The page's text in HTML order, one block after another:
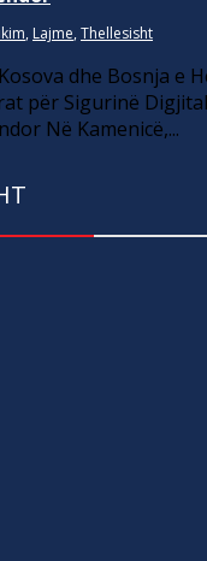
, Lajme, Thellesisht
dhe Bosnja e
për Sigurinë
Në Kamenicë,...